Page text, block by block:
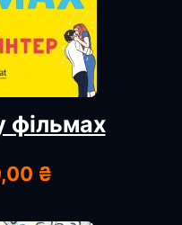
фільмах
₴